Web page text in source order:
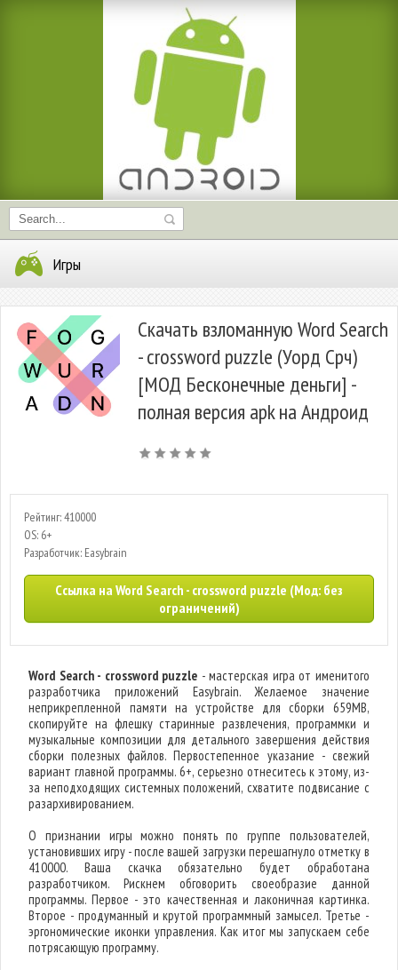
Игры
Скачать взломанную Word Search
- crossword puzzle (Уорд Срч)
[МОД Бесконечные деньги] -
полная версия apk на Андроид
Рейтинг: 410000
OS: 6+
Разработчик: Easybrain
Ссылка на Word Search - crossword puzzle (Мод: без
ограничений)
Word Search - crossword puzzle - мастерская игра от именитого
разработчика приложений Easybrain. Желаемое значение
неприкрепленной памяти на устройстве для сборки 659MB,
скопируйте на флешку старинные развлечения, программки и
музыкальные композиции для детального завершения действия
сборки полезных файлов. Первостепенное указание - свежий
вариант главной программы. 6+, серьезно отнеситесь к этому, из-
за неподходящих системных положений, схватите подвисание с
разархивированием.
О признании игры можно понять по группе пользователей,
установивших игру - после вашей загрузки перешагнуло отметку в
410000. Ваша скачка обязательно будет обработана
разработчиком. Рискнем обговорить своеобразие данной
программы. Первое - это качественная и лаконичная картинка.
Второе - продуманный и крутой программный замысел. Третье -
эргономические иконки управления. Как итог мы запускаем себе
потрясающую программу.